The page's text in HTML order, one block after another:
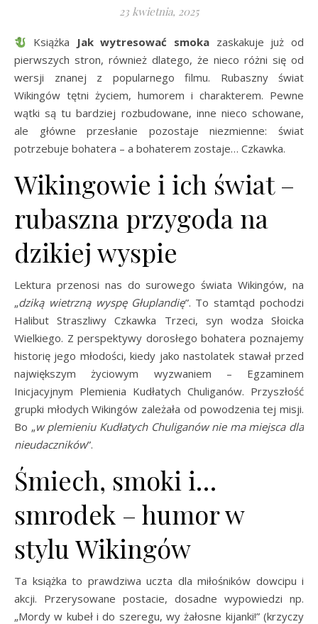
23 kwietnia, 2025
Książka Jak wytresować smoka zaskakuje już od
pierwszych stron, również dlatego, że nieco różni się od
wersji znanej z popularnego filmu. Rubaszny świat
Wikingów tętni życiem, humorem i charakterem. Pewne
wątki są tu bardziej rozbudowane, inne nieco schowane,
ale główne przesłanie pozostaje niezmienne: świat
potrzebuje bohatera – a bohaterem zostaje… Czkawka.
Wikingowie i ich świat –
rubaszna przygoda na
dzikiej wyspie
Lektura przenosi nas do surowego świata Wikingów, na
„dziką wietrzną wyspę Głuplandię”. To stamtąd pochodzi
Halibut Straszliwy Czkawka Trzeci, syn wodza Słoicka
Wielkiego. Z perspektywy dorosłego bohatera poznajemy
historię jego młodości, kiedy jako nastolatek stawał przed
największym życiowym wyzwaniem – Egzaminem
Inicjacyjnym Plemienia Kudłatych Chuliganów. Przyszłość
grupki młodych Wikingów zależała od powodzenia tej misji.
Bo „w plemieniu Kudłatych Chuliganów nie ma miejsca dla
nieudaczników”.
Śmiech, smoki i…
smrodek – humor w
stylu Wikingów
Ta książka to prawdziwa uczta dla miłośników dowcipu i
akcji. Przerysowane postacie, dosadne wypowiedzi np.
„Mordy w kubeł i do szeregu, wy żałosne kijanki!” (krzyczy